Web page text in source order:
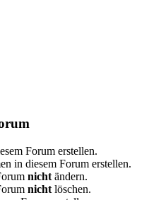
Forum erstellen.
in diesem Forum erstellen.
nicht ändern.
nicht löschen.